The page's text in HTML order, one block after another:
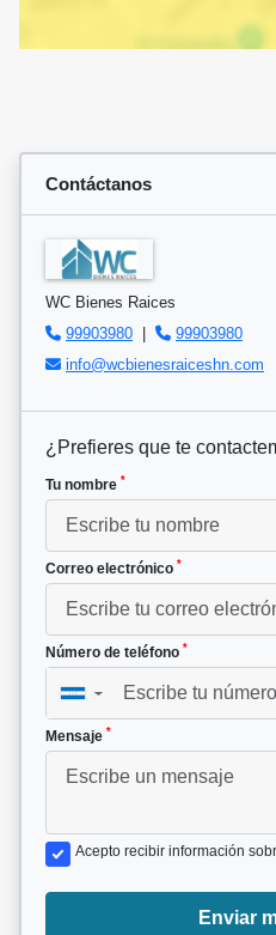
Contáctanos
WC Bienes Raices
99903980 |
99903980
info@wcbienesraiceshn.com
¿Prefieres que te
Tu nombre *
Correo electrónico *
Número de teléfono *
▼
Mensaje *
Acepto recibir información
Enviar